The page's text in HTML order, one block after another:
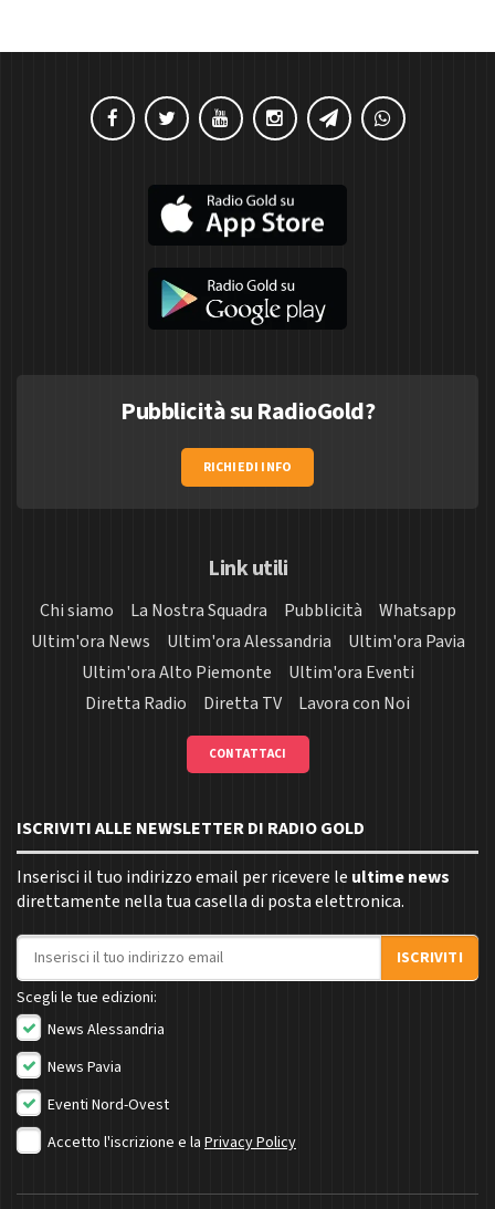
Pubblicità su RadioGold?
RICHIEDI INFO
Link utili
Chi siamo La Nostra Squadra Pubblicità
Whatsapp
Ultim'ora News
Ultim'ora Alessandria
Ultim'ora Pavia
Ultim'ora Alto Piemonte
Ultim'ora Eventi
Diretta Radio
Diretta TV Lavora con Noi
CONTATTACI
ISCRIVITI ALLE NEWSLETTER DI RADIO GOLD
Inserisci il tuo indirizzo email per ricevere le ultime news
direttamente nella tua casella di posta elettronica.
Indirizzo email
ISCRIVITI
Scegli le tue edizioni:
News Alessandria
News Pavia
Eventi Nord-Ovest
Accetto l'iscrizione e la Privacy Policy